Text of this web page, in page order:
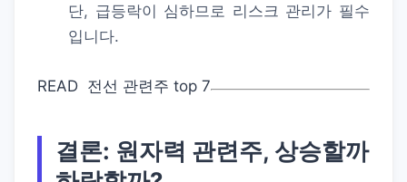
단, 급등락이 심하므로 리스크 관리가 필수
입니다.
READ 전선 관련주 top 7
결론: 원자력 관련주, 상승할까